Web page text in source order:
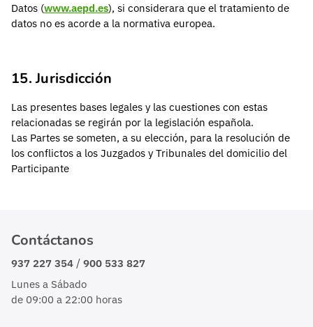
Datos (www.aepd.es), si considerara que el tratamiento de
datos no es acorde a la normativa europea.
15. Jurisdicción
Las presentes bases legales y las cuestiones con estas
relacionadas se regirán por la legislación española.
Las Partes se someten, a su elección, para la resolución de
los conflictos a los Juzgados y Tribunales del domicilio del
Participante
Contáctanos
937 227 354 / 900 533 827
Lunes a Sábado
de 09:00 a 22:00 horas